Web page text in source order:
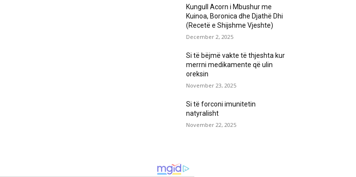
Kungull Acorn i Mbushur me
Kuinoa, Boronica dhe Djathë Dhi
(Recetë e Shijshme Vjeshte)
December 2, 2025
Si të bëjmë vakte të thjeshta kur
merrni medikamente që ulin
oreksin
November 23, 2025
Si të forconi imunitetin
natyralisht
November 22, 2025